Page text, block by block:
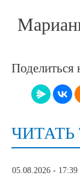
Поделиться
05.08.2026 - 17:39